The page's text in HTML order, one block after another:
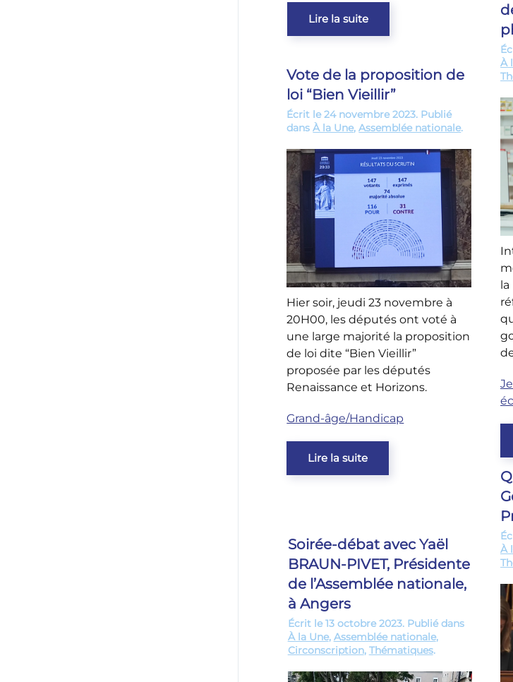
Lire la suite
À
Vote de la proposition de
loi “Bien Vieillir”
Écrit le24 novembre 2023. Publié
dansÀ la Une,Assemblée nationale.
Hier soir, jeudi 23 novembre à
20H00, les députés ont voté à
une large majorité la proposition
de loi dite “Bien Vieillir”
proposée par les députés
Renaissance et Horizons.
Grand-âge/Handicap
Lire la suite
À
Soirée-débat avec Yaël
BRAUN-PIVET, Présidente
de l’Assemblée nationale,
à Angers
Écrit le13 octobre 2023. Publié dans
À la Une, Assemblée nationale,
Circonscription, Thématiques.